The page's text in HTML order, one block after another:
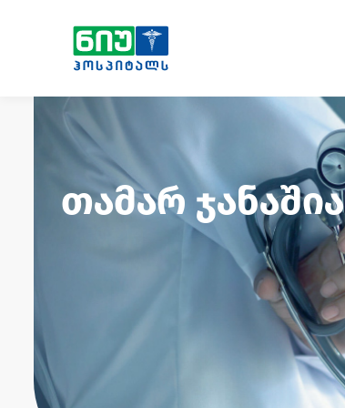
თამარ ჯანაშია